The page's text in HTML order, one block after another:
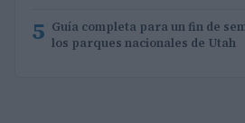
5 Guía completa para un fin de
los parques nacionales de Utah